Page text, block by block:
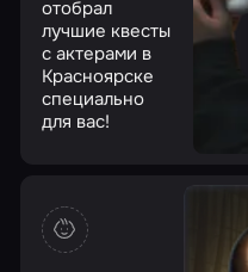
отобрал
лучшие квесты
с актерами в
Красноярске
специально
для вас!